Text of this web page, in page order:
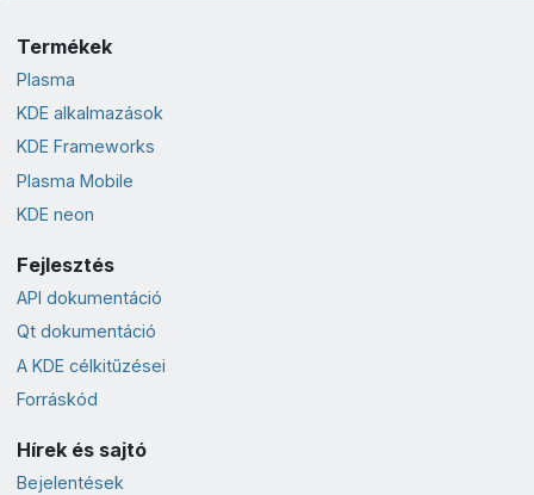
Termékek
Plasma
KDE alkalmazások
KDE Frameworks
Plasma Mobile
KDE neon
Fejlesztés
API dokumentáció
Qt dokumentáció
A KDE célkitűzései
Forráskód
Hírek és sajtó
Bejelentések